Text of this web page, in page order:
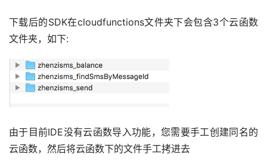
下载后的SDK在cloudfunctions文件夹下会包含3个云函数
文件夹，如下:
由于目前IDE没有云函数导入功能，您需要手工创建同名的
云函数，然后将云函数下的文件手工拷进去